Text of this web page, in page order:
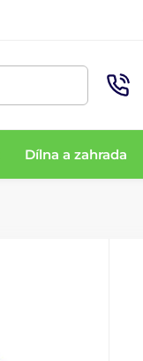
Dílna a zahrada